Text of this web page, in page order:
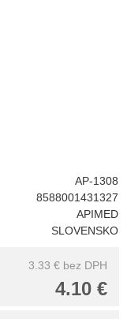
AP-1308
8588001431327
APIMED
SLOVENSKO
3.33 € bez DPH
4.10 €